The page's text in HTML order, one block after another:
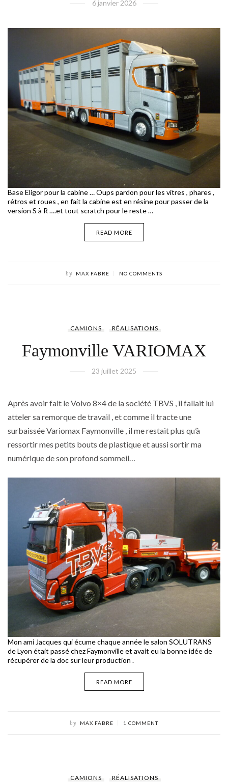
6 janvier 2026
Base Eligor pour la cabine … Oups pardon pour les vitres , phares ,
rétros et roues , en fait la cabine est en résine pour passer de la
version S à R ….et tout scratch pour le reste …
READ MORE
by MAX FABRE NO COMMENTS
CAMIONS RÉALISATIONS
Faymonville VARIOMAX
23 juillet 2025
Après avoir fait le Volvo 8×4 de la société TBVS , il fallait lui
atteler sa remorque de travail , et comme il tracte une
surbaissée Variomax Faymonville , il me restait plus qu’à
ressortir mes petits bouts de plastique et aussi sortir ma
numérique de son profond sommeil…
Mon ami Jacques qui écume chaque année le salon SOLUTRANS
de Lyon était passé chez Faymonville et avait eu la bonne idée de
récupérer de la doc sur leur production .
READ MORE
by MAX FABRE 1 COMMENT
CAMIONS RÉALISATIONS